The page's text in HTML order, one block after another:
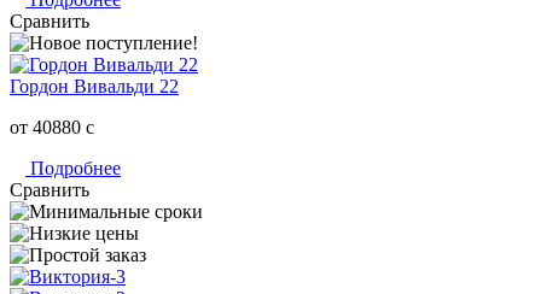
Сравнить
Гордон Вивальди 22
от 40880 c
Подробнее
Сравнить